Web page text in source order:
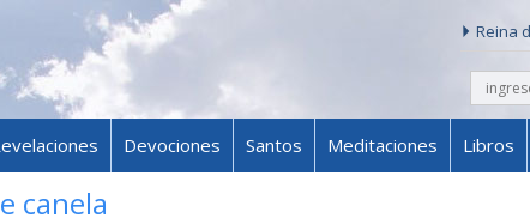
Reina
buscar
Skip to content
Devociones Santos Meditaciones Libros
canela